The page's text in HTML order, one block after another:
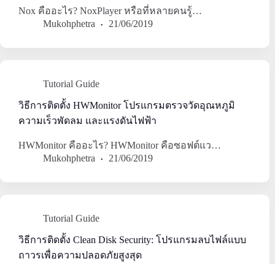
Nox คืออะไร? NoxPlayer หรือที่หลายคนรู้…
Mukohphetra
21/06/2019
Tutorial Guide
วิธีการติดตั้ง HWMonitor โปรแกรมตรวจวัดอุณหภูมิ
ความเร็วพัดลม และแรงดันไฟฟ้า
HWMonitor คืออะไร? HWMonitor คือซอฟต์แว…
Mukohphetra
21/06/2019
Tutorial Guide
วิธีการติดตั้ง Clean Disk Security: โปรแกรมลบไฟล์แบบ
ถาวรเพื่อความปลอดภัยสูงสุด